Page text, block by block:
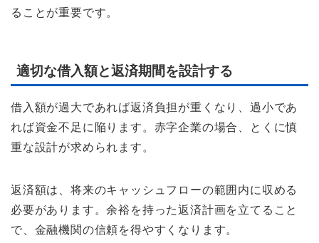
ることが重要です。
適切な借入額と返済期間を設計する
借入額が過大であれば返済負担が重くなり、過小であ
れば資金不足に陥ります。赤字企業の場合、とくに慎
重な設計が求められます。
返済額は、将来のキャッシュフローの範囲内に収める
必要があります。余裕を持った返済計画を立てること
で、金融機関の信頼を得やすくなります。